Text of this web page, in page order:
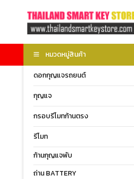
หมวดหมู่สินค้า
ดอกกุญแจรถยนต์
กุญแจ
กรอบรีโมทก้านตรง
รีโมท
ก้านกุญแจพับ
ถ่าน BATTERY